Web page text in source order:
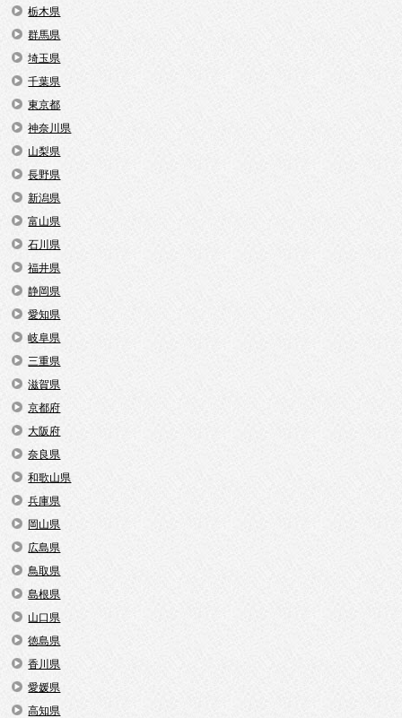
栃木県
群馬県
埼玉県
千葉県
東京都
神奈川県
山梨県
長野県
新潟県
富山県
石川県
福井県
静岡県
愛知県
岐阜県
三重県
滋賀県
京都府
大阪府
奈良県
和歌山県
兵庫県
岡山県
広島県
鳥取県
島根県
山口県
徳島県
香川県
愛媛県
高知県